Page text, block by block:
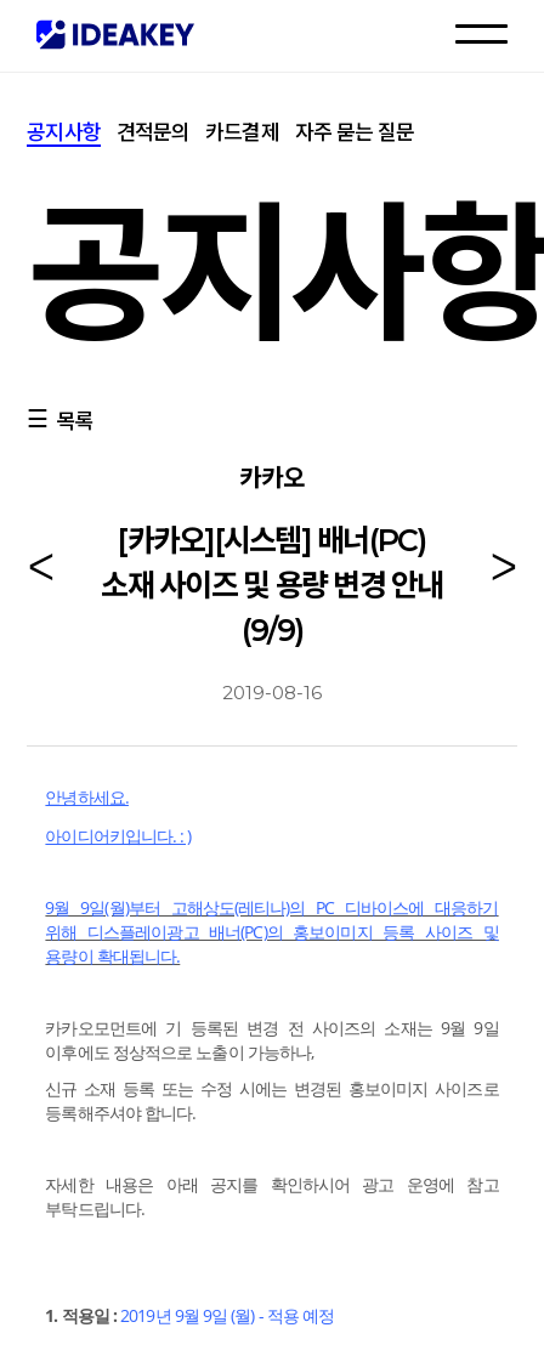
고객센터
공지사항 견적문의 카드결제 자주 묻는 질문
공지사
목록
카카오
[카카오][시스템] 배너(PC)
소재 사이즈 및 용량 변경 안내
(9/9)
2019-08-16
안녕하세요.
아이디어키입니다. : )
9월 9일(월)부터 고해상도(레티나)의 PC 디바이스에 대응하기
위해 디스플레이광고 배너(PC)의 홍보이미지 등록 사이즈 및
용량이 확대됩니다.
카카오모먼트에 기 등록된 변경 전 사이즈의 소재는 9월 9일
이후에도 정상적으로 노출이 가능하나,
신규 소재 등록 또는 수정 시에는 변경된 홍보이미지 사이즈로
등록해주셔야 합니다.
자세한 내용은 아래 공지를 확인하시어 광고 운영에 참고
부탁드립니다.
1. 적용일 :2019년 9월 9일 (월) - 적용 예정